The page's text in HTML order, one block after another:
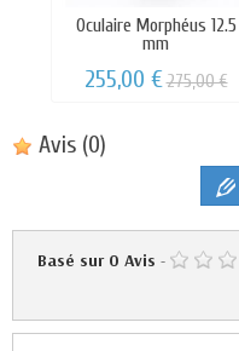
Oculaire Morphéus 12.5
mm
255,00 €275,00 €
Avis (0)
Basé sur 0 Avis -